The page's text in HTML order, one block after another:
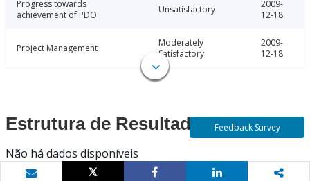
Progress towards
achievement of PDO
Unsatisfactory
2009-
12-18
Project Management
Moderately
Satisfactory
2009-
12-18
Estrutura de Resultados
Não há dados disponíveis
Feedback Survey